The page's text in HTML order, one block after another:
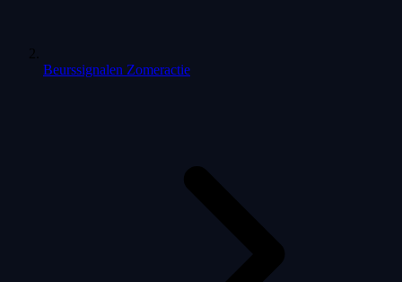
Beurssignalen Zomeractie